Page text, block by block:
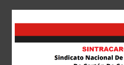
content